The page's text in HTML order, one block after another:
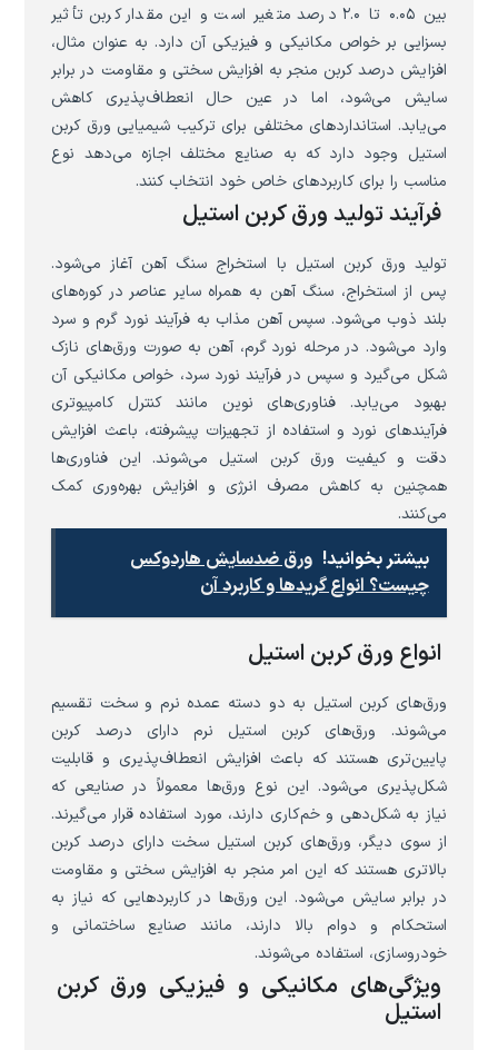
بین ۰.۰۵ تا ۲.۰ درصد متغیر است و این مقدار کربن تأثیر
بسزایی بر خواص مکانیکی و فیزیکی آن دارد. به عنوان مثال،
افزایش درصد کربن منجر به افزایش سختی و مقاومت در برابر
سایش می‌شود، اما در عین حال انعطاف‌پذیری کاهش
می‌یابد. استانداردهای مختلفی برای ترکیب شیمیایی ورق کربن
استیل وجود دارد که به صنایع مختلف اجازه می‌دهد نوع
مناسب را برای کاربردهای خاص خود انتخاب کنند.
فرآیند تولید ورق کربن استیل
تولید ورق کربن استیل با استخراج سنگ آهن آغاز می‌شود.
پس از استخراج، سنگ آهن به همراه سایر عناصر در کوره‌های
بلند ذوب می‌شود. سپس آهن مذاب به فرآیند نورد گرم و سرد
وارد می‌شود. در مرحله نورد گرم، آهن به صورت ورق‌های نازک
شکل می‌گیرد و سپس در فرآیند نورد سرد، خواص مکانیکی آن
بهبود می‌یابد. فناوری‌های نوین مانند کنترل کامپیوتری
فرآیندهای نورد و استفاده از تجهیزات پیشرفته، باعث افزایش
دقت و کیفیت ورق کربن استیل می‌شوند. این فناوری‌ها
همچنین به کاهش مصرف انرژی و افزایش بهره‌وری کمک
می‌کنند.
بیشتر بخوانید! ورق ضدسایش هاردوکس
چیست؟ انواع گریدها و کاربرد آن
انواع ورق کربن استیل
ورق‌های کربن استیل به دو دسته عمده نرم و سخت تقسیم
می‌شوند. ورق‌های کربن استیل نرم دارای درصد کربن
پایین‌تری هستند که باعث افزایش انعطاف‌پذیری و قابلیت
شکل‌پذیری می‌شود. این نوع ورق‌ها معمولاً در صنایعی که
نیاز به شکل‌دهی و خم‌کاری دارند، مورد استفاده قرار می‌گیرند.
از سوی دیگر، ورق‌های کربن استیل سخت دارای درصد کربن
بالاتری هستند که این امر منجر به افزایش سختی و مقاومت
در برابر سایش می‌شود. این ورق‌ها در کاربردهایی که نیاز به
استحکام و دوام بالا دارند، مانند صنایع ساختمانی و
خودروسازی، استفاده می‌شوند.
ویژگی‌های مکانیکی و فیزیکی ورق کربن
استیل